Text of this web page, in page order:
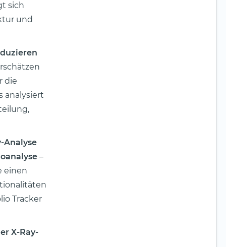
sich
und
die
analysiert
Analyse
–
einen
Tracker
X-Ray-